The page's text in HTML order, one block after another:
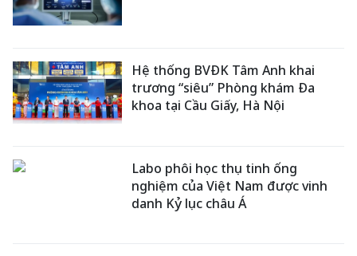
Hệ thống BVĐK Tâm Anh khai
trương “siêu” Phòng khám Đa
khoa tại Cầu Giấy, Hà Nội
Labo phôi học thụ tinh ống
nghiệm của Việt Nam được vinh
danh Kỷ lục châu Á